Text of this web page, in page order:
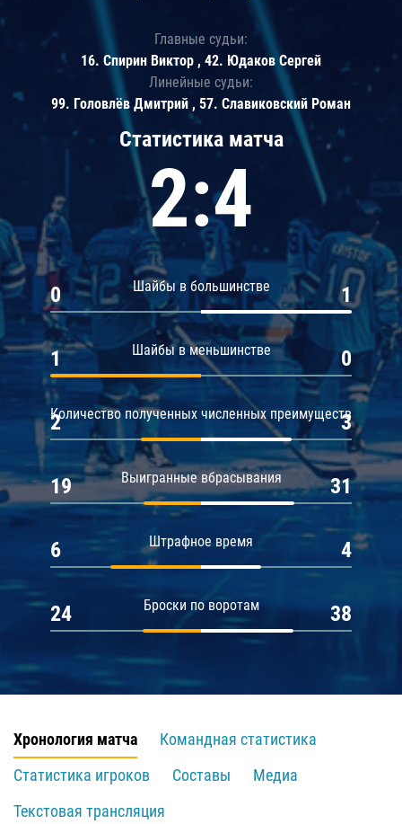
Статистика матча
2:4
Шайбы в большинстве
0 1
Шайбы в меньшинстве
1 0
Количество полученных численных преимуществ
2 3
Выигранные вбрасывания
19 31
Штрафное время
6 4
Броски по воротам
24 38
Главные судьи:
16. Спирин Виктор , 42. Юдаков Сергей
Линейные судьи:
99. Головлёв Дмитрий , 57. Славиковский Роман
Хронология матча
Командная статистика
Статистика игроков
Составы
Медиа
Текстовая трансляция